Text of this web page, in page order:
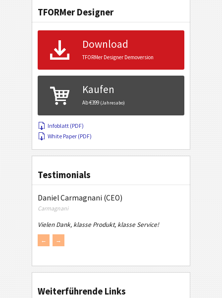
TFORMer Designer
Download
TFORMer Designer Demoversion
Kaufen
Ab €399 (Jahresabo)
Infoblatt (PDF)
White Paper (PDF)
Testimonials
Daniel Carmagnani (CEO)
Carmagnani
Vielen Dank, klasse Produkt, klasse Service!
← →
Weiterführende Links